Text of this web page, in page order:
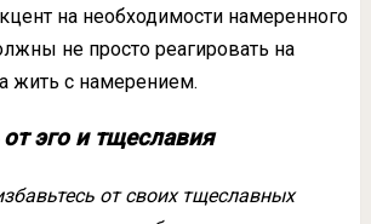
на необходимости намеренного
не просто реагировать на
жить с намерением.
эго и тщеславия
от своих тщеславных